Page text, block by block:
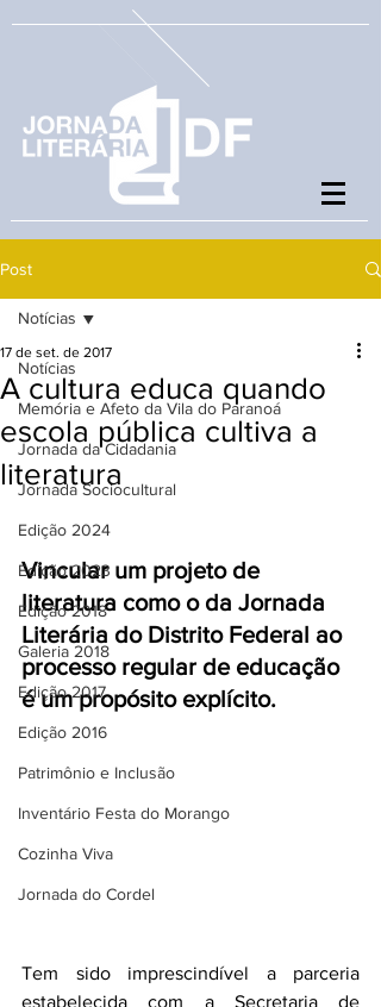
Post
Notícias
Memória e Afeto da Vila do Paranoá
Jornada da Cidadania
Jornada Sociocultural
Edição 2024
Edição 2023
Edição 2018
Galeria 2018
Edição 2017
Edição 2016
Patrimônio e Inclusão
Inventário Festa do Morango
Cozinha Viva
Jornada do Cordel
Notícias
A cultura educa quando
escola pública cultiva a
literatura
17 de set. de 2017
Vincular um projeto de
literatura como o da Jornada
Literária do Distrito Federal ao
processo regular de educação
é um propósito explícito.
Tem sido imprescindível a parceria
estabelecida com a Secretaria de